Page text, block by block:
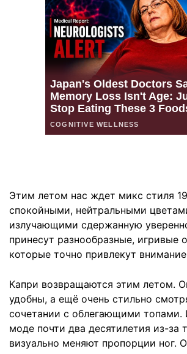
Этим летом нас ждет микс стиля
спокойными, нейтральными
излучающими сдержанную
принесут разнообразные, игривые
которые точно привлекут внимание
Капри возвращаются этим летом.
удобны, а ещё очень стильно
сочетании с облегающими топами.
моде почти два десятилетия из-за
визуально меняют пропорции ног.